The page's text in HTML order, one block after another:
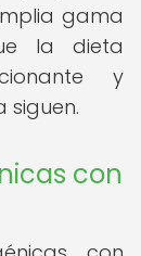
gama
la dieta
y
con